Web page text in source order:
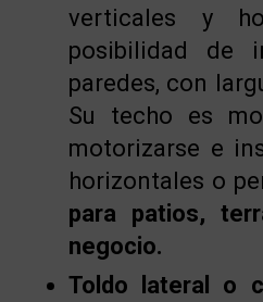
verticales y
posibilidad de
paredes, con
Su techo es
motorizarse e
horizontales o
para patios,
negocio.
Toldo lateral o